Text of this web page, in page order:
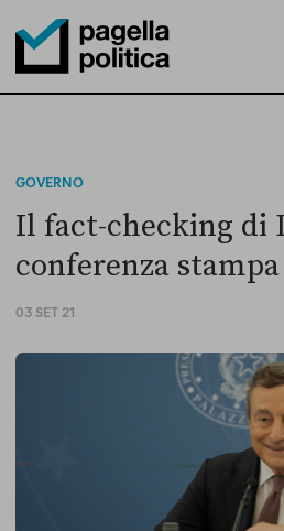
Pagella Politica Logo
GOVERNO
Il fact-checking di
conferenza stampa
03 SET 21